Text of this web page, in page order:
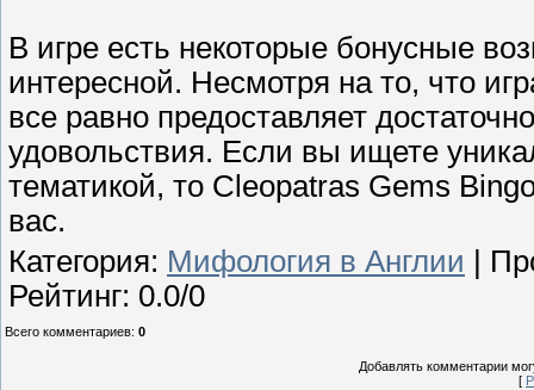
В игре есть некоторые бонусные
интересной. Несмотря на то, что
все равно предоставляет
удовольствия. Если вы ищете
тематикой, то Cleopatras Gems
вас.
Категория: Мифология в Англии
Рейтинг: 0.0/0
Всего комментариев: 0
Добавлять комментарии
[